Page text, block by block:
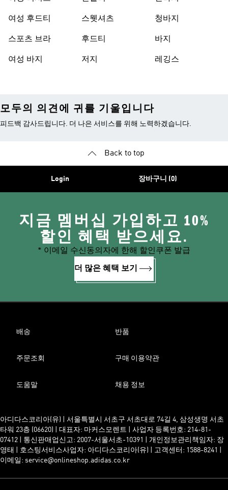
여성 후드티
스포츠 브라
여성 바지
스웻셔츠
후드티
저지
청바지
바지
레깅스
모두의 의견에 귀를 기울입니다
피드백 감사드립니다. 더 나은 서비스를 위해 노력하겠습니다.
Back to top
Login 장바구니 (0)
지금 멤버십 가입하고 10%
할인 혜택 받으세요.
* 이메일 수신동의자에 한해 할인쿠폰 발급
더 많은 혜택 보기
배송 반품
주문조회 구매 이용약관
도움말 채용 정보
아디다스코리아(유) | 서울특별시 서초구 서초대로 74길 4, 삼성생명 서초
타워 23층 (06620) | 대표자: 마커스모렌트 | 사업자 등록번호: 214-81-
07412 | 통신판매업신고: 2007-서울서초-10391 | 개인정보관리책임자: 장
영태 | 호스팅서비스사업자: 아디다스코리아(유) | 고객센터: 1588-8241 |
이메일: service@onlineshop.adidas.co.kr